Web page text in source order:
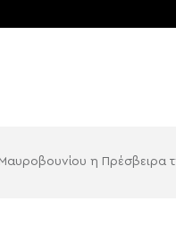
η Πρέσβειρα